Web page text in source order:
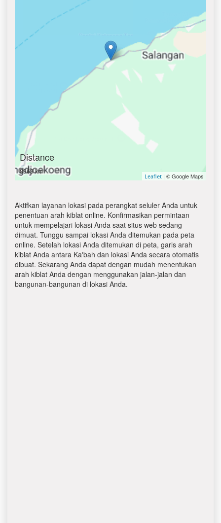
Distance
8963 km
Leaflet | © Google Maps
Aktifkan layanan lokasi pada perangkat seluler Anda untuk
penentuan arah kiblat online. Konfirmasikan permintaan
untuk mempelajari lokasi Anda saat situs web sedang
dimuat. Tunggu sampai lokasi Anda ditemukan pada peta
online. Setelah lokasi Anda ditemukan di peta, garis arah
kiblat Anda antara Ka'bah dan lokasi Anda secara otomatis
dibuat. Sekarang Anda dapat dengan mudah menentukan
arah kiblat Anda dengan menggunakan jalan-jalan dan
bangunan-bangunan di lokasi Anda.